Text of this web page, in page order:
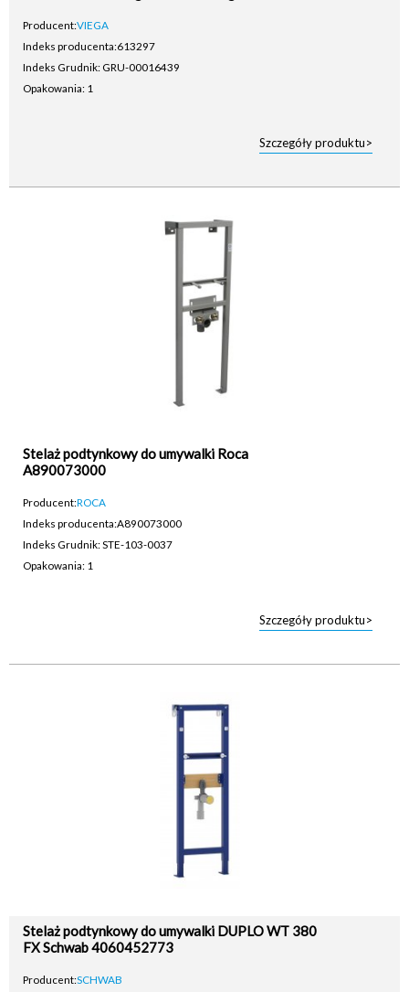
Producent:VIEGA
Indeks producenta:613297
Indeks Grudnik: GRU-00016439
Opakowania: 1
Szczegóły produktu>
Stelaż podtynkowy do umywalki Roca
A890073000
Producent:ROCA
Indeks producenta:A890073000
Indeks Grudnik: STE-103-0037
Opakowania: 1
Szczegóły produktu>
Stelaż podtynkowy do umywalki DUPLO WT 380
FX Schwab 4060452773
Producent:SCHWAB